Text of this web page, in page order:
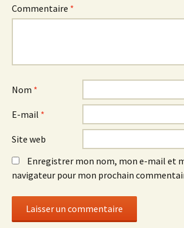
Commentaire *
Nom *
E-mail *
Site web
Enregistrer mon nom, mon e-mail et
navigateur pour mon prochain